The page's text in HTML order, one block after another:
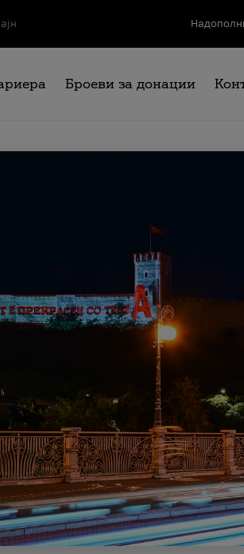
Броеви за донации